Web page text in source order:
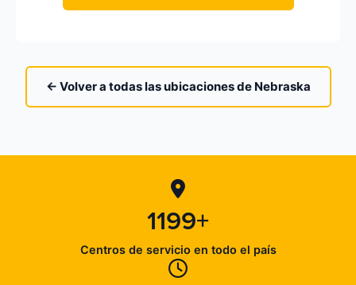
← Volver a todas las ubicaciones de Nebraska
1199+
Centros de servicio en todo el país